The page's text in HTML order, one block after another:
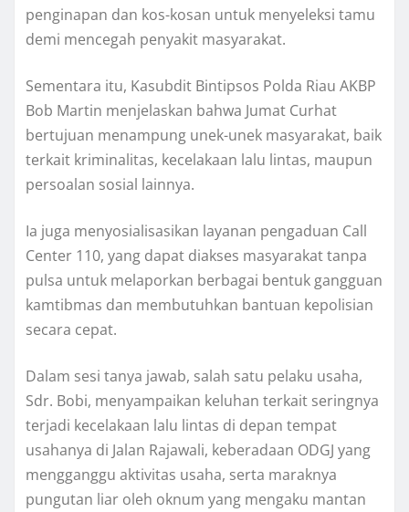
penginapan dan kos-kosan untuk menyeleksi tamu
demi mencegah penyakit masyarakat.
Sementara itu, Kasubdit Bintipsos Polda Riau AKBP
Bob Martin menjelaskan bahwa Jumat Curhat
bertujuan menampung unek-unek masyarakat, baik
terkait kriminalitas, kecelakaan lalu lintas, maupun
persoalan sosial lainnya.
Ia juga menyosialisasikan layanan pengaduan Call
Center 110, yang dapat diakses masyarakat tanpa
pulsa untuk melaporkan berbagai bentuk gangguan
kamtibmas dan membutuhkan bantuan kepolisian
secara cepat.
Dalam sesi tanya jawab, salah satu pelaku usaha,
Sdr. Bobi, menyampaikan keluhan terkait seringnya
terjadi kecelakaan lalu lintas di depan tempat
usahanya di Jalan Rajawali, keberadaan ODGJ yang
mengganggu aktivitas usaha, serta maraknya
pungutan liar oleh oknum yang mengaku mantan